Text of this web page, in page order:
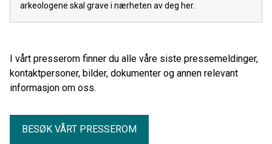
arkeologene skal grave i nærheten av deg her.
I vårt presserom finner du alle våre siste pressemeldinger,
kontaktpersoner, bilder, dokumenter og annen relevant
informasjon om oss.
BESØK VÅRT PRESSEROM